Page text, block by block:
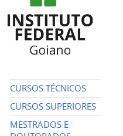
CURSOS TÉCNICOS
CURSOS SUPERIORES
MESTRADOS E